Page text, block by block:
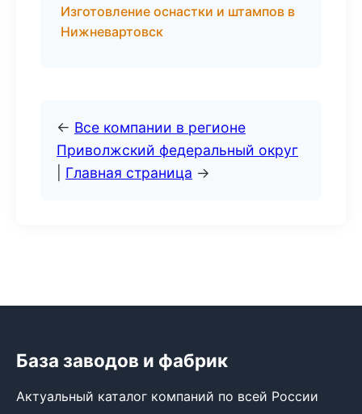
Изготовление оснастки и штампов в
Нижневартовск
← Все компании в регионе
Приволжский федеральный округ
Главная страница →
База заводов и фабрик
Актуальный каталог компаний по всей России